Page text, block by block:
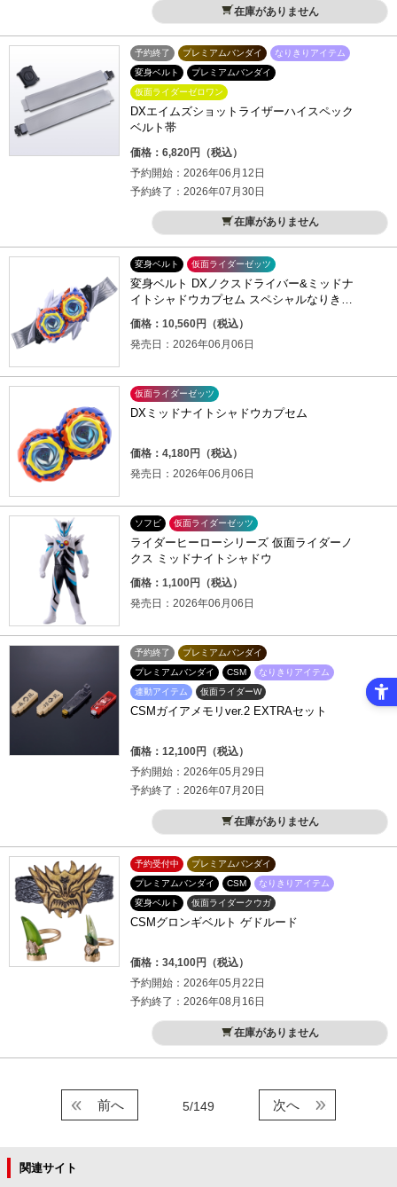
在庫がありません
予約終了 プレミアムバンダイ
なりきりアイテム
変身ベルト
プレミアムバンダイ
仮面ライダーゼロワン
DXエイムズショットライザーハイスペック
ベルト帯
価格：6,820円（税込）
予約開始：2026年06月12日
予約終了：2026年07月30日
在庫がありません
変身ベルト 仮面ライダーゼッツ
変身ベルト DXノクスドライバー&ミッドナ
イトシャドウカプセム スペシャルなりきり
セット
価格：10,560円（税込）
発売日：2026年06月06日
仮面ライダーゼッツ
DXミッドナイトシャドウカプセム
価格：4,180円（税込）
発売日：2026年06月06日
ソフビ 仮面ライダーゼッツ
ライダーヒーローシリーズ 仮面ライダーノ
クス ミッドナイトシャドウ
価格：1,100円（税込）
発売日：2026年06月06日
予約終了
プレミアムバンダイ
プレミアムバンダイ
CSM
なりきりアイテム
連動アイテム
仮面ライダーW
CSMガイアメモリver.2 EXTRAセット
価格：12,100円（税込）
予約開始：2026年05月29日
予約終了：2026年07月20日
在庫がありません
予約受付中
プレミアムバンダイ
プレミアムバンダイ
CSM
なりきりアイテム
変身ベルト
仮面ライダークウガ
CSMグロンギベルト ゲドルード
価格：34,100円（税込）
予約開始：2026年05月22日
予約終了：2026年08月16日
在庫がありません
5/149
前へ 次へ
関連サイト